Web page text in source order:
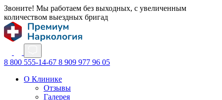
Звоните! Мы работаем без выходных, с увеличенным
количеством выездных бригад
8 800 555-14-67 8 909 977 96 05
О Клинике
Отзывы
Галерея